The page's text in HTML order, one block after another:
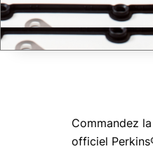
Commandez
officiel